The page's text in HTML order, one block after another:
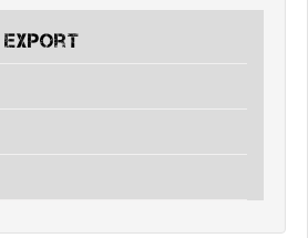
Export